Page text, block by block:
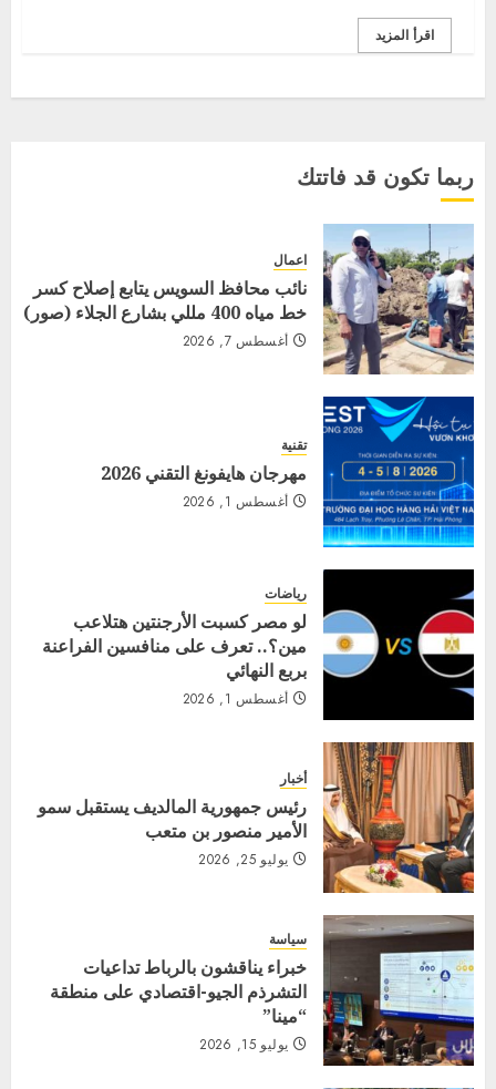
اقرأ المزيد
ربما تكون قد فاتتك
اعمال
نائب محافظ السويس يتابع إصلاح كسر
خط مياه 400 مللي بشارع الجلاء (صور)
أغسطس 7, 2026
تقنية
مهرجان هايفونغ التقني 2026
أغسطس 1, 2026
رياضات
لو مصر كسبت الأرجنتين هتلاعب
مين؟.. تعرف على منافسين الفراعنة
بربع النهائي
أغسطس 1, 2026
أخبار
رئيس جمهورية المالديف يستقبل سمو
الأمير منصور بن متعب
يوليو 25, 2026
سياسة
خبراء يناقشون بالرباط تداعيات
التشرذم الجيو-اقتصادي على منطقة
“مينا”
يوليو 15, 2026